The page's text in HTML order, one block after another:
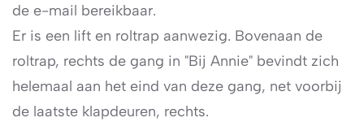
de e-mail bereikbaar.
Er is een lift en roltrap aanwezig. Bovenaan de
roltrap, rechts de gang in "Bij Annie" bevindt zich
helemaal aan het eind van deze gang, net voorbij
de laatste klapdeuren, rechts.